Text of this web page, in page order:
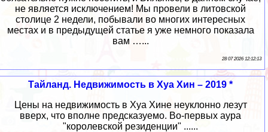
не является исключением! Мы провели в литовской
столице 2 недели, побывали во многих интересных
местах и в предыдущей статье я уже немного показала
вам …...
28 07 2026 12:12:13
Тайланд. Недвижимость в Хуа Хин – 2019 *
Цены на недвижимость в Хуа Хине неуклонно лезут
вверх, что вполне предсказуемо. Во-первых аура
"королевской резиденции" ......